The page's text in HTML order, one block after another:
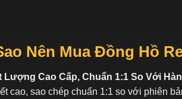
Nên Mua Đồng Hồ
Lượng Cao Cấp, Chuẩn 1:1 So Với
cao, sao chép chuẩn 1:1 so với phiên